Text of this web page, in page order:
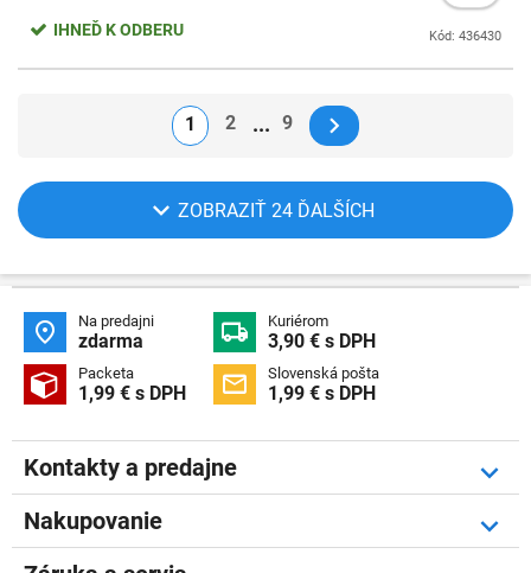
Kód: 436430
IHNEĎ K ODBERU
1 2 9
ZOBRAZIŤ 24 ĎALŠÍCH
 Na predajni
zdarma  Kuriérom
3,90 € s DPH
 Packeta
1,99 € s DPH  Slovenská pošta
1,99 € s DPH
Kontakty a predajne
Nakupovanie